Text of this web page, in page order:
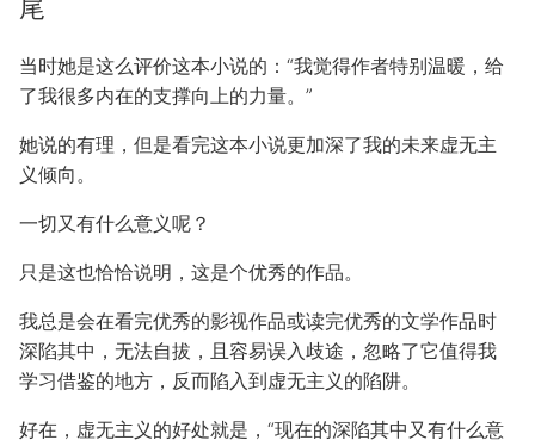
尾
当时她是这么评价这本小说的：“我觉得作者特别温暖，给
了我很多内在的支撑向上的力量。”
她说的有理，但是看完这本小说更加深了我的未来虚无主
义倾向。
一切又有什么意义呢？
只是这也恰恰说明，这是个优秀的作品。
我总是会在看完优秀的影视作品或读完优秀的文学作品时
深陷其中，无法自拔，且容易误入歧途，忽略了它值得我
学习借鉴的地方，反而陷入到虚无主义的陷阱。
好在，虚无主义的好处就是，“现在的深陷其中又有什么意